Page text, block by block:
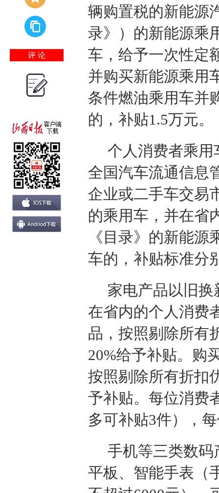
评 论
辆购置税的新能源
录》）的新能源乘
车，给予一次性定
并购买新能源乘用
条件燃油乘用车并
的，补贴1.5万元。
个人消费者乘
全国汽车流通信息
企业或二手车交易
的乘用车，并在省
《目录》的新能
车的，补贴标准分
家电产品以旧
在省内的个人消费
品，按照剔除所有
20%给予补贴。购
按照剔除所有折扣
予补贴。每位消费
多可补贴3件），
手机等三类数
平板、智能手表（